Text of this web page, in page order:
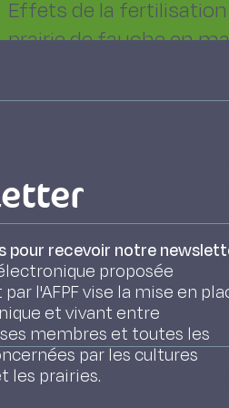
Effets de la
prairie de fauche en
Bertoni G. , BALENT G., Gibon A. ,
Influence de la
valesiaca L.
Samuil C. , Vintu V. , Sirbu C. ,
Variations des
pour recevoir notre
proposée
l'AFPF vise la mise en
et vivant entre
membres et toutes les
par les cultures
les prairies.